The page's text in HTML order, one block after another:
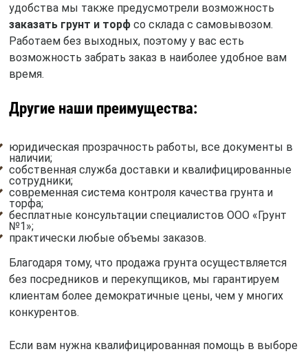
удобства мы также предусмотрели возможность
заказать грунт и торфсо склада с самовывозом.
Работаем без выходных, поэтому у вас есть
возможность забрать заказ в наиболее удобное вам
время.
Другие наши преимущества:
юридическая прозрачность работы, все документы в
наличии;
собственная служба доставки и квалифицированные
сотрудники;
современная система контроля качества грунта и
торфа;
бесплатные консультации специалистов ООО «Грунт
№1»;
практически любые объемы заказов.
Благодаря тому, что продажа грунта осуществляется
без посредников и перекупщиков, мы гарантируем
клиентам более демократичные цены, чем у многих
конкурентов.
Если вам нужна квалифицированная помощь в выборе